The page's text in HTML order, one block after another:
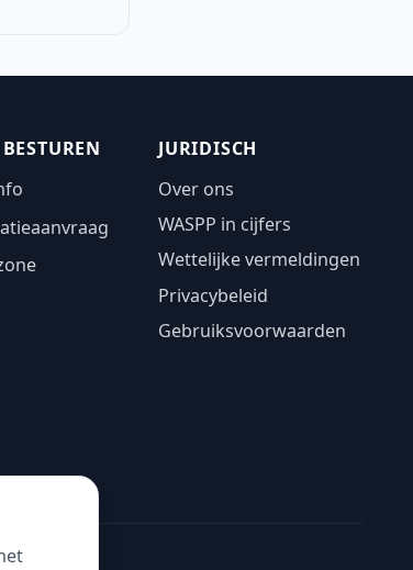
JURIDISCH
Over ons
WASPP in cijfers
Wettelijke vermeldingen
Privacybeleid
Gebruiksvoorwaarden